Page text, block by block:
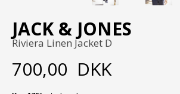
JACK & JONES
Riviera Linen Jacket D
700,00 DKK